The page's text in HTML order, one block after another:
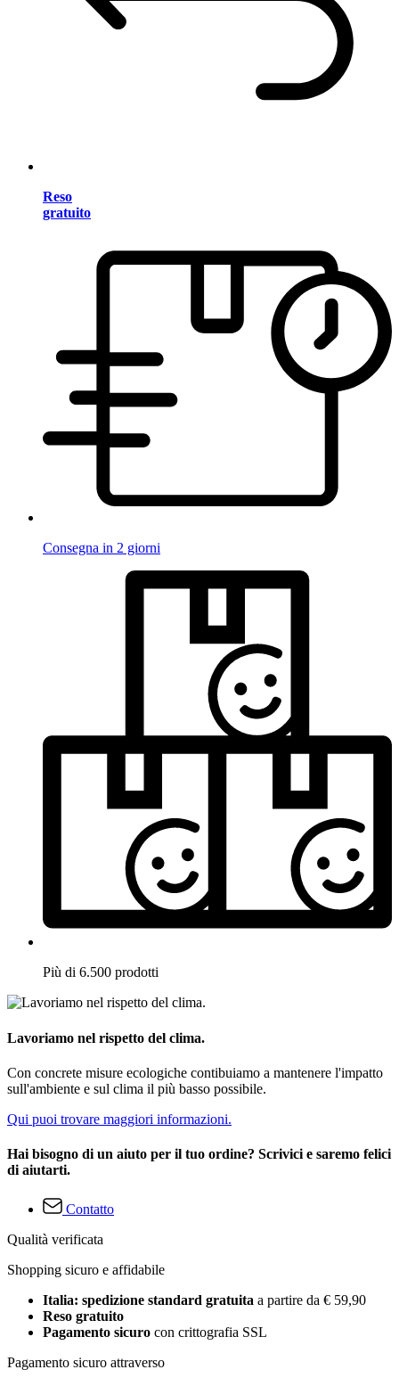
Reso
gratuito
Consegna in 2 giorni
Più di 6.500 prodotti
Lavoriamo nel rispetto del clima.
Con concrete misure ecologiche contibuiamo a mantenere l'impatto
sull'ambiente e sul clima il più basso possibile.
Qui puoi trovare maggiori informazioni.
Hai bisogno di un aiuto per il tuo ordine? Scrivici e saremo felici
di aiutarti.
Contatto
Qualità verificata
Shopping sicuro e affidabile
Italia: spedizione standard gratuita a partire da € 59,90
Reso gratuito
Pagamento sicuro con crittografia SSL
Pagamento sicuro attraverso